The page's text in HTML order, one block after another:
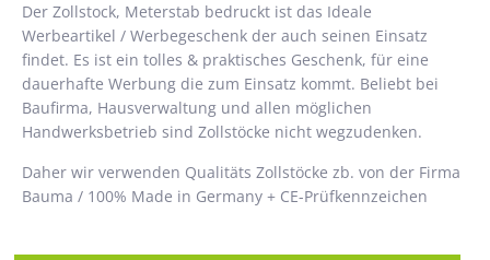
Der Zollstock, Meterstab bedruckt ist das Ideale
Werbeartikel / Werbegeschenk der auch seinen Einsatz
findet. Es ist ein tolles & praktisches Geschenk, für eine
dauerhafte Werbung die zum Einsatz kommt. Beliebt bei
Baufirma, Hausverwaltung und allen möglichen
Handwerksbetrieb sind Zollstöcke nicht wegzudenken.
Daher wir verwenden Qualitäts Zollstöcke zb. von der Firma
Bauma / 100% Made in Germany + CE-Prüfkennzeichen